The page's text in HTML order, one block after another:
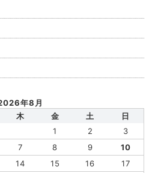
年8月
木 金 土
日
1
2
3
7 8 9
10
14 15 16
17